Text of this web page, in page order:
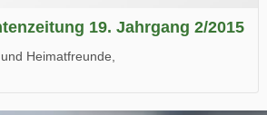
19. Jahrgang 2/2015
Heimatfreunde,
Spaß beim Lesen.